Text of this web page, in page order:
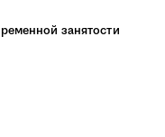
занятости